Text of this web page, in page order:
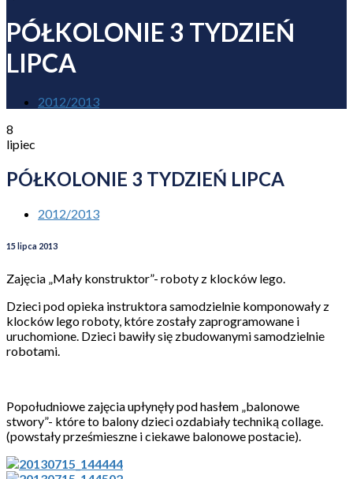
PÓŁKOLONIE 3 TYDZIEŃ
LIPCA
2012/2013
8
lipiec
PÓŁKOLONIE 3 TYDZIEŃ LIPCA
2012/2013
15 lipca 2013
Zajęcia „Mały konstruktor”- roboty z klocków lego.
Dzieci pod opieka instruktora samodzielnie komponowały z
klocków lego roboty, które zostały zaprogramowane i
uruchomione. Dzieci bawiły się zbudowanymi samodzielnie
robotami.
Popołudniowe zajęcia upłynęły pod hasłem „balonowe
stwory”- które to balony dzieci ozdabiały techniką collage.
(powstały prześmieszne i ciekawe balonowe postacie).